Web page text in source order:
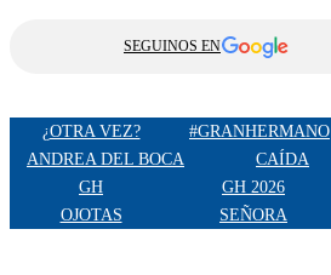
SEGUINOS EN
¿OTRA VEZ?
#GRANHERMANO
ANDREA DEL BOCA
CAÍDA
GH
GH 2026
OJOTAS
SEÑORA